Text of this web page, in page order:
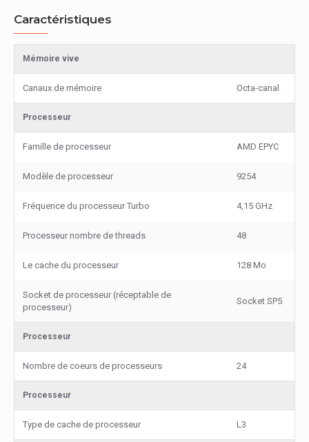
Caractéristiques
Mémoire vive
Canaux de mémoire Octa-canal
Processeur
Famille de processeur AMD EPYC
Modèle de processeur 9254
Fréquence du processeur Turbo 4,15 GHz
Processeur nombre de threads 48
Le cache du processeur 128 Mo
Socket de processeur (réceptable de
processeur)
Socket SP5
Processeur
Nombre de coeurs de processeurs 24
Processeur
Type de cache de processeur L3